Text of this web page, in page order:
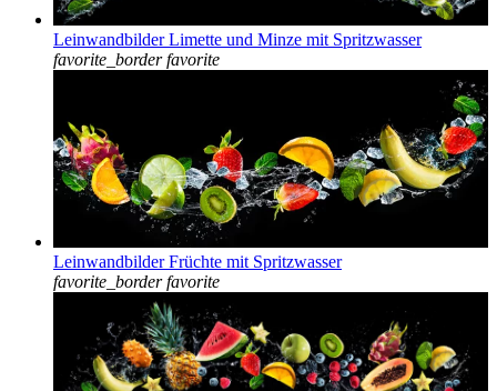
Leinwandbilder Limette und Minze mit Spritzwasser
favorite_border favorite
Leinwandbilder Früchte mit Spritzwasser
favorite_border favorite